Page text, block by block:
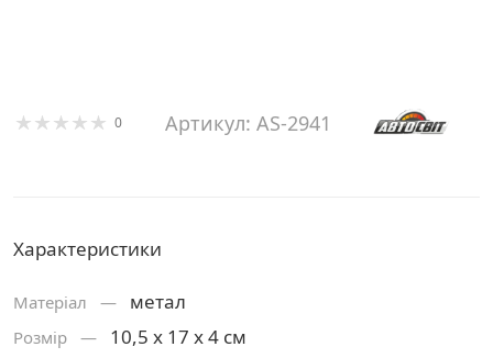
0 Артикул: AS-2941
Характеристики
Матерiал — метал
Розмiр — 10,5 х 17 х 4 см